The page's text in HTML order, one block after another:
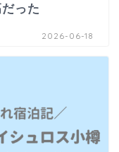
った
2026-06-18